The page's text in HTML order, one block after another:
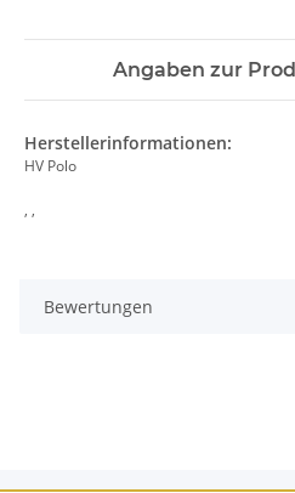
Angaben zur
Herstellerinformationen:
HV Polo
, ,
Bewertungen